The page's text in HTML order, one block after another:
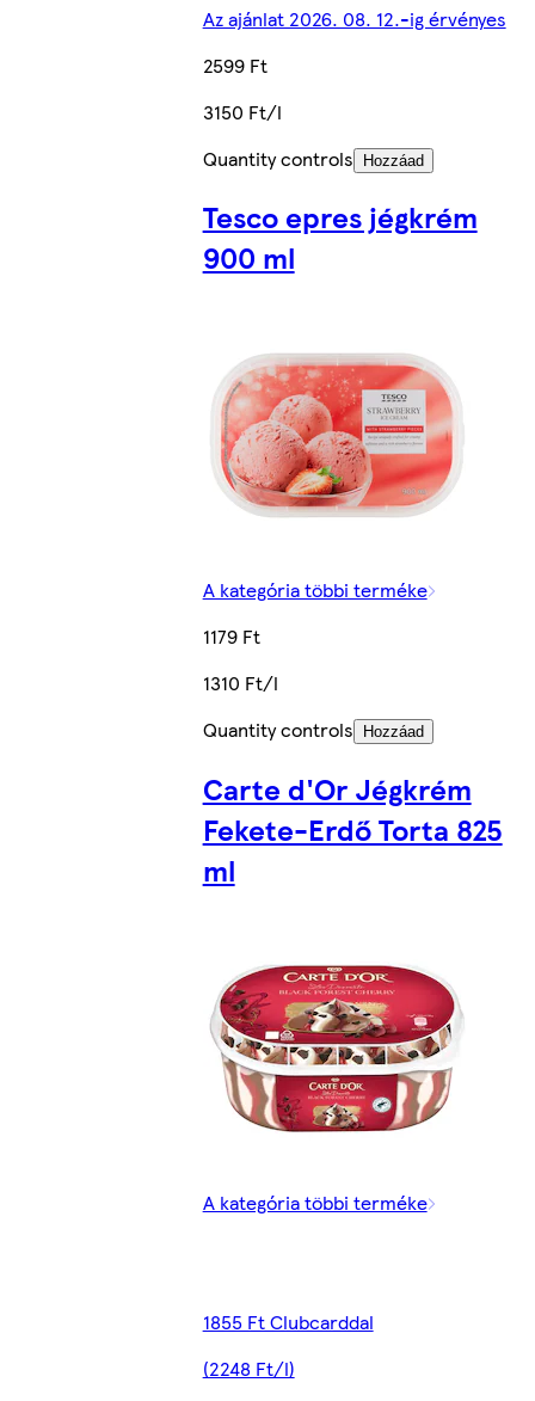
Az ajánlat 2026. 08. 12.-ig érvényes
2599 Ft
3150 Ft/l
Quantity controls
Hozzáad
Tesco epres jégkrém
900 ml
A kategória többi terméke
1179 Ft
1310 Ft/l
Quantity controls
Hozzáad
Carte d'Or Jégkrém
Fekete-Erdő Torta 825
ml
A kategória többi terméke
1855 Ft Clubcarddal
(2248 Ft/l)